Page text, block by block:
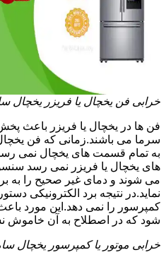
خرابی فن یخچال یا فریزر یخچال
فن ها در یخچال یا فریزر باعث
سرما می باشند.زمانی که فن
به تمام قسمت های یخچال نمی
های یخچال یا فریزر نمی رسد
می شوند و دمای غیر صحیح را به
نماید.در نتیجه برد الکترونیکی
کمپرسور را نمی دهد.این مورد
شود که در اصطلاح به آن خاموش
خرابی موتور یا کمپرسور یخچال